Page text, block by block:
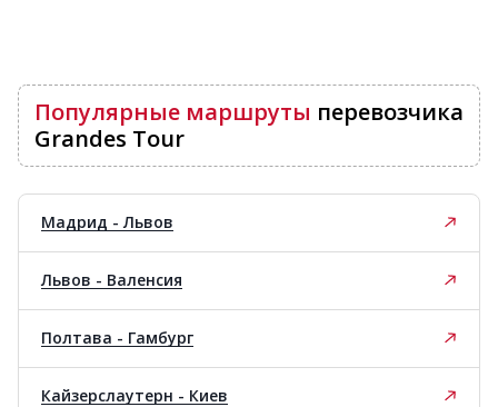
Популярные маршруты перевозчика
Grandes Tour
Мадрид - Львов
Львов - Валенсия
Полтава - Гамбург
Кайзерслаутерн - Киев